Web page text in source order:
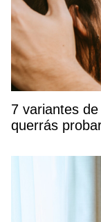
7 variantes
querrás